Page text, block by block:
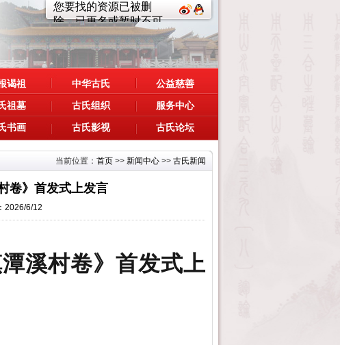
谒祖 中华古氏
公益慈善
祖墓 古氏组织
服务中心
书画 古氏影视 古氏论坛
当前位置： 首页 >> 新闻中心 >> 古氏新闻
卷》首发式上发言
2026/6/12
溪村卷》首发式上